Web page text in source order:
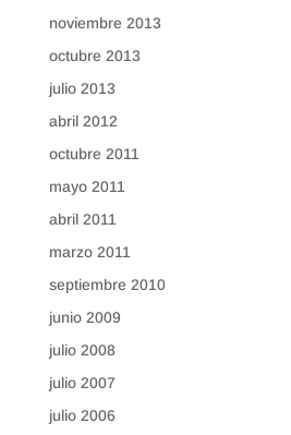
noviembre 2013
octubre 2013
julio 2013
abril 2012
octubre 2011
mayo 2011
abril 2011
marzo 2011
septiembre 2010
junio 2009
julio 2008
julio 2007
julio 2006